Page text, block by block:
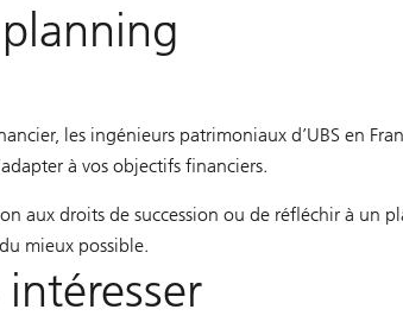
les ingénieurs patrimoniaux d’UBS en
à vos objectifs financiers.
aux droits de succession ou de réfléchir à un
mieux possible.